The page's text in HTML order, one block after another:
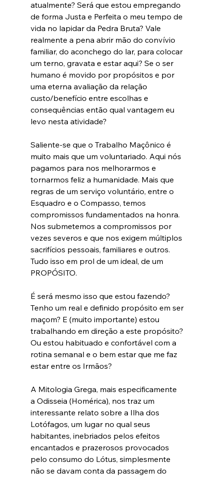
atualmente? Será que estou empregando
de forma Justa e Perfeita o meu tempo de
vida no lapidar da Pedra Bruta? Vale
realmente a pena abrir mão do convívio
familiar, do aconchego do lar, para colocar
um terno, gravata e estar aqui? Se o ser
humano é movido por propósitos e por
uma eterna avaliação da relação
custo/benefício entre escolhas e
consequências então qual vantagem eu
levo nesta atividade?
Saliente-se que o Trabalho Maçônico é
muito mais que um voluntariado. Aqui nós
pagamos para nos melhorarmos e
tornarmos feliz a humanidade. Mais que
regras de um serviço voluntário, entre o
Esquadro e o Compasso, temos
compromissos fundamentados na honra.
Nos submetemos a compromissos por
vezes severos e que nos exigem múltiplos
sacrifícios pessoais, familiares e outros.
Tudo isso em prol de um ideal, de um
PROPÓSITO.
É será mesmo isso que estou fazendo?
Tenho um real e definido propósito em ser
maçom? E (muito importante) estou
trabalhando em direção a este propósito?
Ou estou habituado e confortável com a
rotina semanal e o bem estar que me faz
estar entre os Irmãos?
A Mitologia Grega, mais especificamente
a Odisseia (Homérica), nos traz um
interessante relato sobre a Ilha dos
Lotófagos, um lugar no qual seus
habitantes, inebriados pelos efeitos
encantados e prazerosos provocados
pelo consumo do Lótus, simplesmente
não se davam conta da passagem do